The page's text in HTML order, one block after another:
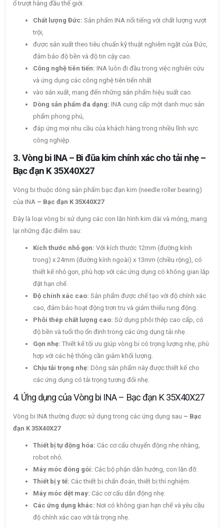
ổ trượt hàng đầu thế giới.
Chất lượng Đức: Sản phẩm INA nổi tiếng với chất lượng vượt
trội,
được sản xuất theo tiêu chuẩn kỹ thuật nghiêm ngặt của Đức,
đảm bảo độ bền và độ tin cậy cao.
Công nghệ tiên tiến: INA luôn đi đầu trong việc nghiên cứu
và ứng dụng các công nghệ tiên tiến nhất
vào sản xuất, mang đến những sản phẩm hiệu suất cao.
Dòng sản phẩm đa dạng: INA cung cấp một danh mục sản
phẩm phong phú,
đáp ứng mọi nhu cầu của khách hàng trong nhiều lĩnh vực
công nghiệp.
3. Vòng bi INA – Bi đũa kim chính xác cho tải nhẹ –
Bạc đạn K 35X40X27
Vòng bi thuộc dòng sản phẩm bạc đạn kim (needle roller bearing)
của INA – Bạc đạn K 35X40X27
Đây là loại vòng bi sử dụng các con lăn hình kim dài và mỏng, mang
lại những đặc điểm sau:
Kích thước nhỏ gọn: Với kích thước 12mm (đường kính
trong) x 24mm (đường kính ngoài) x 13mm (chiều rộng), có
thiết kế nhỏ gọn, phù hợp với các ứng dụng có không gian lắp
đặt hạn chế.
Độ chính xác cao: Sản phẩm được chế tạo với độ chính xác
cao, đảm bảo hoạt động trơn tru và giảm thiểu rung động.
Phôi thép chất lượng cao: Sử dụng phôi thép cao cấp, có
độ bền và tuổi thọ ổn định trong các ứng dụng tải nhẹ.
Gọn nhẹ: Thiết kế tối ưu giúp vòng bi có trọng lượng nhẹ, phù
hợp với các hệ thống cần giảm khối lượng.
Chịu tải trọng nhẹ: Dòng sản phẩm này được thiết kế cho
các ứng dụng có tải trọng tương đối nhẹ.
4. Ứng dụng của Vòng bi INA – Bạc đạn K 35X40X27
Vòng bi INA thường được sử dụng trong các ứng dụng sau – Bạc
đạn K 35X40X27
Thiết bị tự động hóa: Các cơ cấu chuyển động nhẹ nhàng,
robot nhỏ.
Máy móc đóng gói: Các bộ phận dẫn hướng, con lăn đỡ.
Thiết bị y tế: Các thiết bị chẩn đoán, thiết bị thí nghiệm.
Máy móc dệt may: Các cơ cấu dẫn động nhẹ.
Các ứng dụng khác: Nơi có không gian hạn chế và yêu cầu
độ chính xác cao với tải trọng nhẹ.